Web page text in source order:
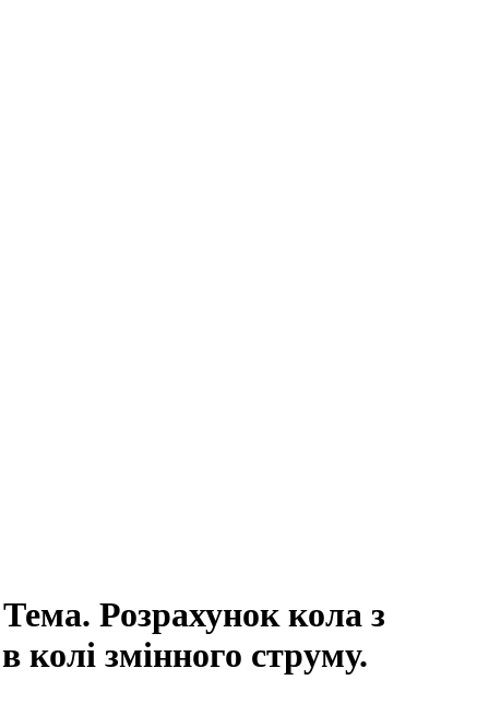
Розрахунок кола з
колі змінного струму.